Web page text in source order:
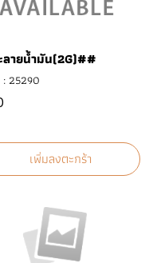
ายน้ำมัน(2G)##
: 25290
เพิ่มลงตะกร้า